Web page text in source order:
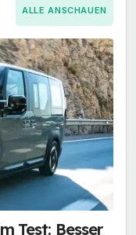
ALLE ANSCHAUEN
Test: Besser